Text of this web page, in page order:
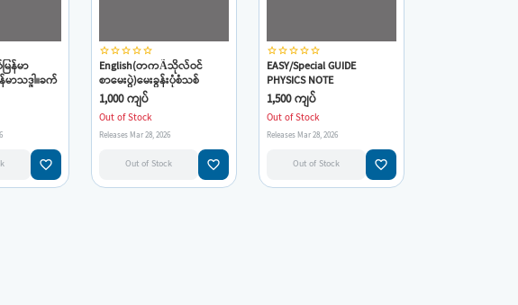
ြန်မာ
မာသဒ္ဒါ။ခက်
ာ။
တိုများ(ဆရာ
favorite_border
star_borderstar_borderstar_borderstar_borderstar_border
English(တကÃသိုလ်ဝင်
စာမေးပွဲ)မေးခွန်းပုံစံသစ်
လေ့ကျင့်ရန်မေးခွန်း(၅)စုံနှင့်ဖြေ
ဆိုနည်းလမ်းညွန်(တို့
ကျောင်းသား)(UTAL)
1,000 ကျပ်
Out of Stock
Releases Mar 28, 2026
Out of Stock favorite_border
star_borderstar_borderstar_borderstar_borderstar_border
EASY/Special GUIDE
PHYSICS NOTE
BOOKတတ်သိလွယ်၊မှတ်မိ
လွယ်ဖို့EASY GUIDE နှင့်
လေ့ကျင့်ပါ!တက္ကသိုလ်ဝင်တန်း
ရူပဗေဒ(ဆရာကျော်ကို/ရုပ
1,500 ကျပ်
Out of Stock
Releases Mar 28, 2026
Out of Stock favorite_border